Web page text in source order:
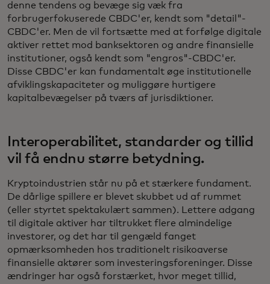
denne tendens og bevæge sig væk fra
forbrugerfokuserede CBDC'er, kendt som "detail"-
CBDC'er. Men de vil fortsætte med at forfølge digitale
aktiver rettet mod banksektoren og andre finansielle
institutioner, også kendt som "engros"-CBDC'er.
Disse CBDC'er kan fundamentalt øge institutionelle
afviklingskapaciteter og muliggøre hurtigere
kapitalbevægelser på tværs af jurisdiktioner.
Interoperabilitet, standarder og tillid
vil få endnu større betydning.
Kryptoindustrien står nu på et stærkere fundament.
De dårlige spillere er blevet skubbet ud af rummet
(eller styrtet spektakulært sammen). Lettere adgang
til digitale aktiver har tiltrukket flere almindelige
investorer, og det har til gengæld fanget
opmærksomheden hos traditionelt risikoaverse
finansielle aktører som investeringsforeninger. Disse
ændringer har også forstærket, hvor meget tillid,